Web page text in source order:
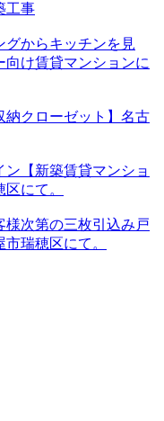
工事
グからキッチンを見
向け賃貸マンションに
クローゼット】名古
【新築賃貸マンショ
にて。
次第の三枚引込み戸
瑞穂区にて。